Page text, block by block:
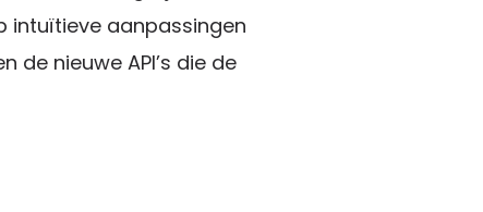
intuïtieve aanpassingen
nieuwe API’s die de